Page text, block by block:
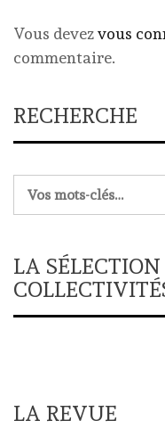
Vous devezvous
commentaire.
RECHERCHE
LA SÉLECTION
LA REVUE